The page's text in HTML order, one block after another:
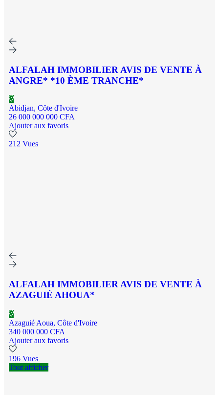
ALFALAH IMMOBILIER AVIS DE VENTE À
ANGRE* *10 ÈME TRANCHE*
Abidjan, Côte d'Ivoire
26 000 000 000 CFA
Ajouter aux favoris
212 Vues
ALFALAH IMMOBILIER AVIS DE VENTE À
AZAGUIÉ AHOUA*
Azaguié Aoua, Côte d'Ivoire
340 000 000 CFA
Ajouter aux favoris
196 Vues
Tout afficher